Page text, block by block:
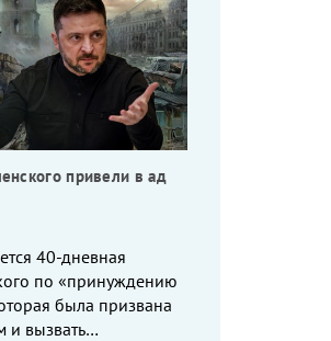
привели в ад
40-дневная
по «принуждению
была призвана
и вызвать